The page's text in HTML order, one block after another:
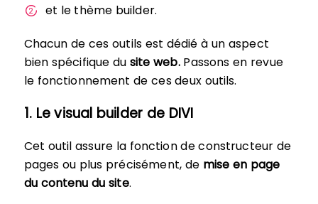
et le thème builder.
Chacun de ces outils est dédié à un aspect
bien spécifique du site web.Passons en revue
le fonctionnement de ces deux outils.
1. Le visual builder de DIVI
Cet outil assure la fonction de constructeur de
pages ou plus précisément, de mise en page
du contenu du site.